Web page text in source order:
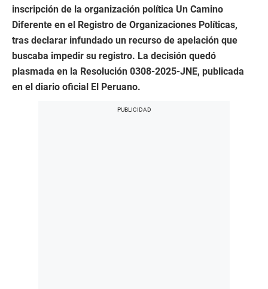
inscripción de la organización política Un Camino
Diferente en el Registro de Organizaciones Políticas,
tras declarar infundado un recurso de apelación que
buscaba impedir su registro. La decisión quedó
plasmada en la Resolución 0308-2025-JNE, publicada
en el diario oficial El Peruano.